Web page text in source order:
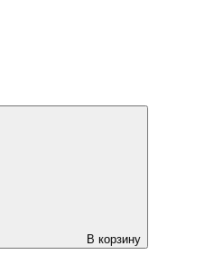
В корзину